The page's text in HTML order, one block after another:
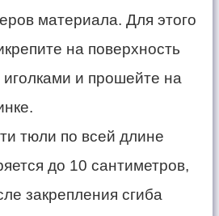
материала. Для этого
на поверхность
иголками и прошейте на
тюли по всей длине
до 10 сантиметров,
закрепления сгиба